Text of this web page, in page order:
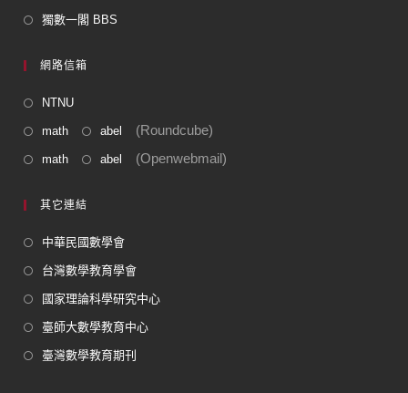
獨數一閣 BBS
網路信箱
NTNU
math abel (Roundcube)
math abel (Openwebmail)
其它連結
中華民國數學會
台灣數學教育學會
國家理論科學研究中心
臺師大數學教育中心
臺灣數學教育期刊